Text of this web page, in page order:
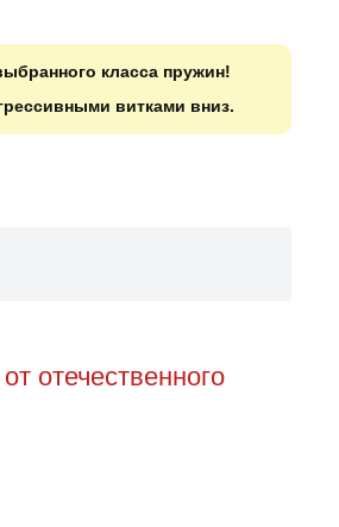
класса пружин!
витками вниз.
отечественного